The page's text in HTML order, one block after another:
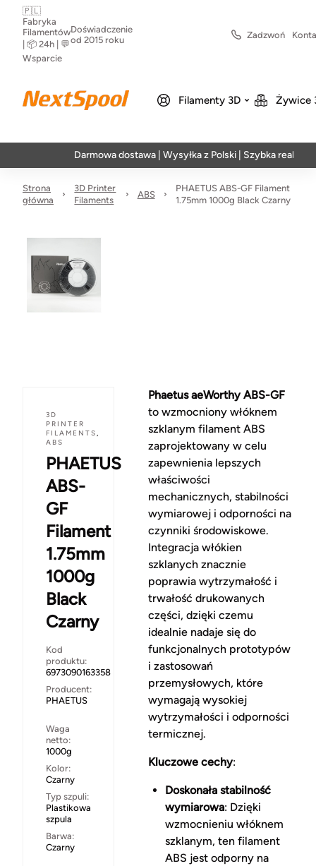
🇵🇱
Fabryka
Filamentów
| 📦 24h | 💬
Wsparcie
Doświadczenie
od 2015 roku
Zadzwoń
Filamenty 3D Żywice
Darmowa dostawa | Wysyłka z Polski | Szybka realizacja w
Strona
główna
3D Printer
Filaments
ABS
PHAETUS ABS-GF Filament
1.75mm 1000g Black Czarny
3D
PRINTER
FILAMENTS,
ABS
PHAETUS
ABS-
GF
Filament
1.75mm
1000g
Black
Czarny
Kod
produktu:
6973090163358
Producent:
PHAETUS
Waga
netto:
1000g
Kolor:
Czarny
Typ szpuli:
Plastikowa
szpula
Barwa:
Czarny
Phaetus aeWorthy ABS-GF
to wzmocniony włóknem
szklanym filament ABS
zaprojektowany w celu
zapewnienia lepszych
właściwości
mechanicznych, stabilności
wymiarowej i odporności na
czynniki środowiskowe.
Integracja włókien
szklanych znacznie
poprawia wytrzymałość i
trwałość drukowanych
części, dzięki czemu
idealnie nadaje się do
funkcjonalnych prototypów
i zastosowań
przemysłowych, które
wymagają wysokiej
wytrzymałości i odporności
termicznej.
Kluczowe cechy:
Doskonała stabilność
wymiarowa: Dzięki
wzmocnieniu włóknem
szklanym, ten filament
ABS jest odporny na